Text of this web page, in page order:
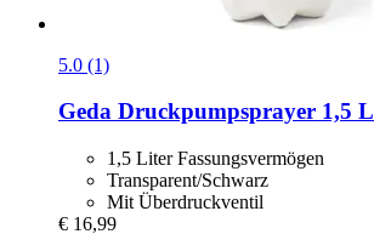
5.0 (1)
Geda Druckpumpsprayer 1,5 L
1,5 Liter Fassungsvermögen
Transparent/Schwarz
Mit Überdruckventil
€ 16,99